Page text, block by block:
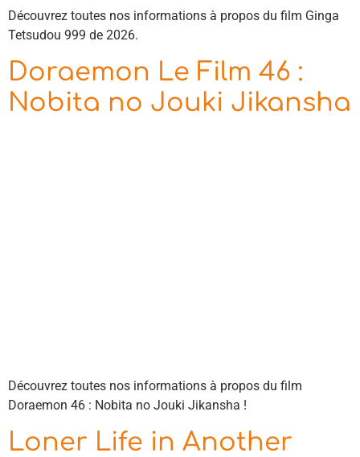
Découvrez toutes nos informations à propos du film Ginga
Tetsudou 999 de 2026.
Doraemon Le Film 46 :
Nobita no Jouki Jikansha
Découvrez toutes nos informations à propos du film
Doraemon 46 : Nobita no Jouki Jikansha !
Loner Life in Another